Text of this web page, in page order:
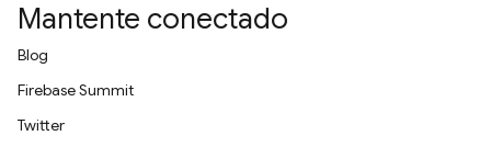
Mantente conectado
Blog
Firebase Summit
Twitter